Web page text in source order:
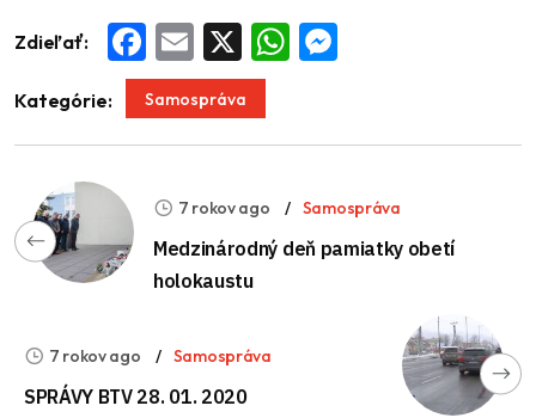
Zdieľať: Facebook
Email WhatsApp
Kategórie: Samospráva
7 rokov ago Samospráva
Medzinárodný deň pamiatky obetí
holokaustu
7 rokov ago Samospráva
SPRÁVY BTV 28. 01. 2020